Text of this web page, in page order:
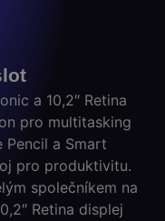
a 10,2″ Retina
pro multitasking
Pencil a Smart
pro produktivitu.
společníkem na
Retina displej